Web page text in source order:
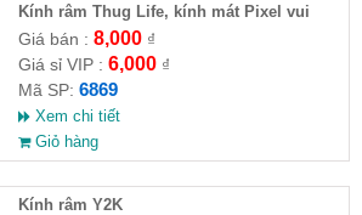
Kính râm Thug Life, kính mát Pixel vui
nhộn
Giá bán : 8,000₫
Giá sỉ VIP : 6,000₫
Mã SP: 6869
Xem chi tiết
Giỏ hàng
Kính râm Y2K